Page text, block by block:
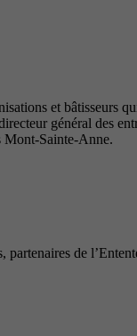
et bâtisseurs
général des
Mont-Sainte-Anne.
de